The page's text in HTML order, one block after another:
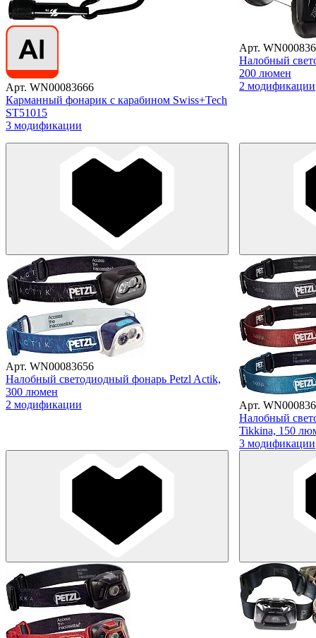
Арт. WN00083666
Карманный фонарик с карабином Swiss+Tech
ST51015
3 модификации
Арт.
Налобный
200 люмен
2 модификации
Арт. WN00083656
Налобный светодиодный фонарь Petzl Actik,
300 люмен
2 модификации
Арт.
Налобный
Tikkina, 150
3 модификации